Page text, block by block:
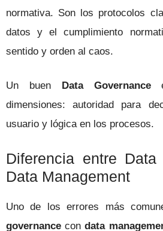
normativa. Son los protocolos
datos y el cumplimiento
sentido y orden al caos.
Un buen Data Governance
dimensiones: autoridad para
usuario y lógica en los procesos.
Diferencia entre
Data Management
Uno de los errores más
governance condata